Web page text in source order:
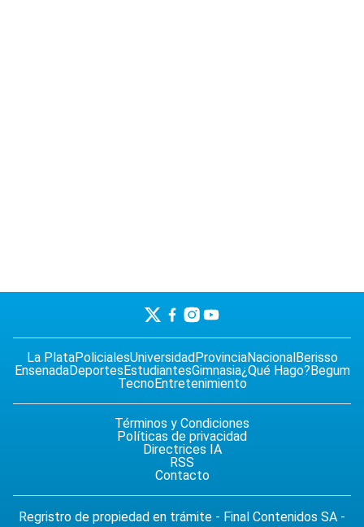
La PlataPolicialesUniversidadProvinciaNacionalBerisso
EnsenadaDeportesEstudiantesGimnasia¿Qué Hago?Begum
TecnoEntretenimiento
Términos y Condiciones
Políticas de privacidad
Directrices IA
RSS
Contacto
Regristro de propiedad en trámite - Final Contenidos SA -